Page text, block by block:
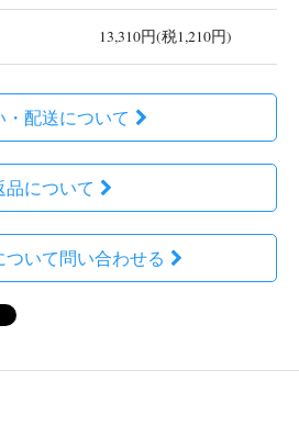
13,310円(税1,210円)
・配送について
品について
ついて問い合わせる